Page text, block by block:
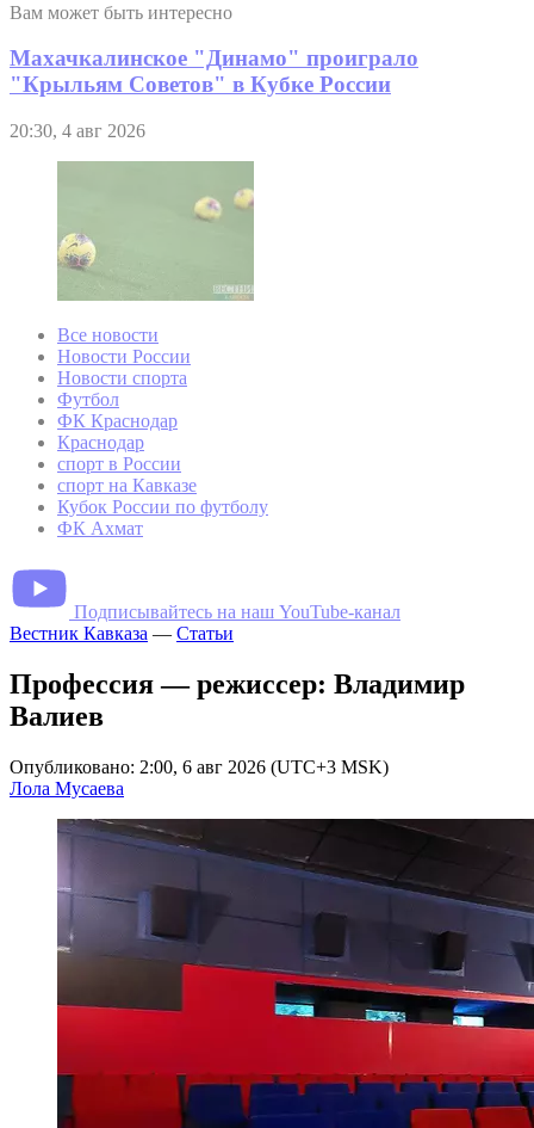
Вам может быть интересно
Махачкалинское "Динамо" проиграло
"Крыльям Советов" в Кубке России
20:30, 4 авг 2026
Все новости
Новости России
Новости спорта
Футбол
ФК Краснодар
Краснодар
спорт в России
спорт на Кавказе
Кубок России по футболу
ФК Ахмат
Подписывайтесь на наш YouTube-канал
Вестник Кавказа — Статьи
Профессия — режиссер: Владимир
Валиев
Опубликовано: 2:00, 6 авг 2026 (UTC+3 MSK)
Лола Мусаева